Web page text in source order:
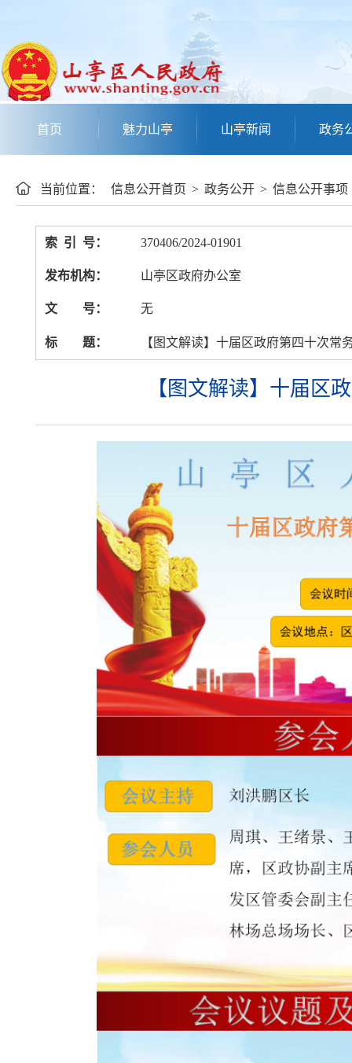
首页 魅力山亭 山亭新闻 政务
当前位置： 信息公开首页 > 政务公开 > 信息公开事项
索 引 号： 370406/2024-01901
发布机构： 山亭区政府办公室
文 号： 无
标 题： 【图文解读】十届区政府第四十次常
【图文解读】十届区